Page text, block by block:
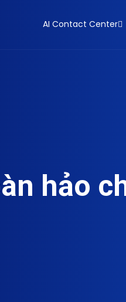
AI Contact Center
hảo